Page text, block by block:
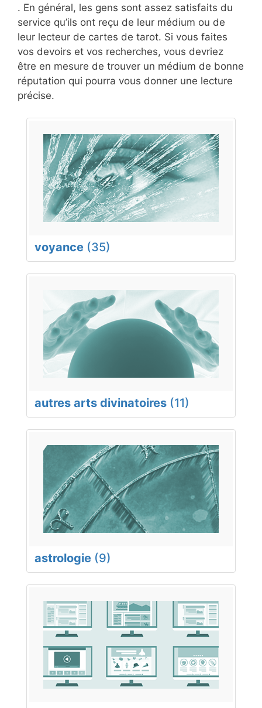
. En général, les gens sont assez satisfaits du
service qu’ils ont reçu de leur médium ou de
leur lecteur de cartes de tarot. Si vous faites
vos devoirs et vos recherches, vous devriez
être en mesure de trouver un médium de bonne
réputation qui pourra vous donner une lecture
précise.
voyance (35)
autres arts divinatoires (11)
astrologie (9)